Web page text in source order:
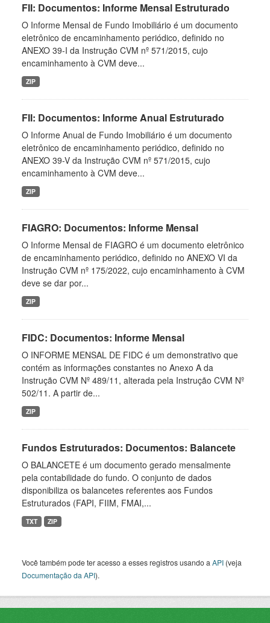
FII: Documentos: Informe Mensal Estruturado
O Informe Mensal de Fundo Imobiliário é um documento
eletrônico de encaminhamento periódico, definido no
ANEXO 39-I da Instrução CVM nº 571/2015, cujo
encaminhamento à CVM deve...
ZIP
FII: Documentos: Informe Anual Estruturado
O Informe Anual de Fundo Imobiliário é um documento
eletrônico de encaminhamento periódico, definido no
ANEXO 39-V da Instrução CVM nº 571/2015, cujo
encaminhamento à CVM deve...
ZIP
FIAGRO: Documentos: Informe Mensal
O Informe Mensal de FIAGRO é um documento eletrônico
de encaminhamento periódico, definido no ANEXO VI da
Instrução CVM nº 175/2022, cujo encaminhamento à CVM
deve se dar por...
ZIP
FIDC: Documentos: Informe Mensal
O INFORME MENSAL DE FIDC é um demonstrativo que
contém as informações constantes no Anexo A da
Instrução CVM Nº 489/11, alterada pela Instrução CVM Nº
502/11. A partir de...
ZIP
Fundos Estruturados: Documentos: Balancete
O BALANCETE é um documento gerado mensalmente
pela contabilidade do fundo. O conjunto de dados
disponibiliza os balancetes referentes aos Fundos
Estruturados (FAPI, FIIM, FMAI,...
TXT ZIP
Você também pode ter acesso a esses registros usando a API (veja
Documentação da API).